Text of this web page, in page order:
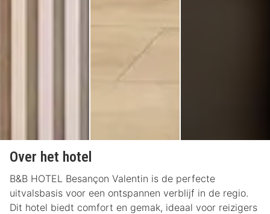
Over het hotel
B&B HOTEL Besançon Valentin is de perfecte
uitvalsbasis voor een ontspannen verblijf in de regio.
Dit hotel biedt comfort en gemak, ideaal voor reizigers